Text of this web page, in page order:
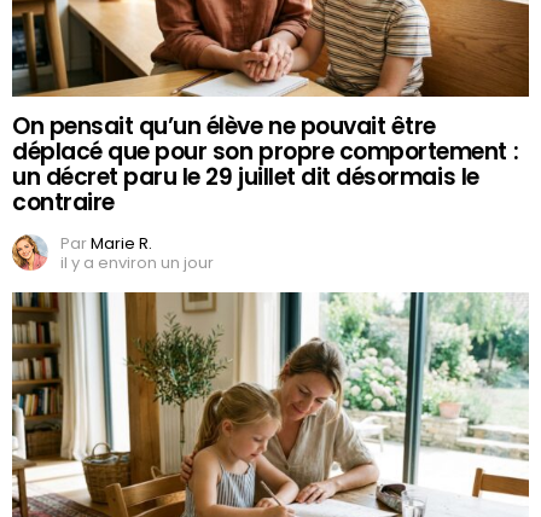
On pensait qu’un élève ne pouvait être
déplacé que pour son propre comportement :
un décret paru le 29 juillet dit désormais le
contraire
ParMarie R.
il y a environ un jour